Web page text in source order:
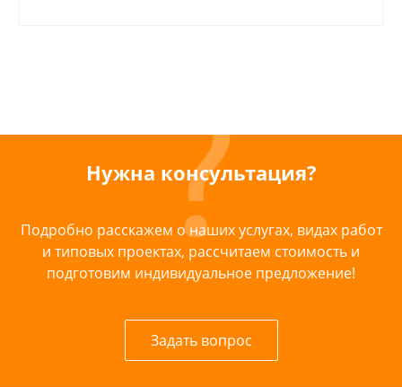
Нужна консультация?
Подробно расскажем о наших услугах, видах работ
и типовых проектах, рассчитаем стоимость и
подготовим индивидуальное предложение!
Задать вопрос